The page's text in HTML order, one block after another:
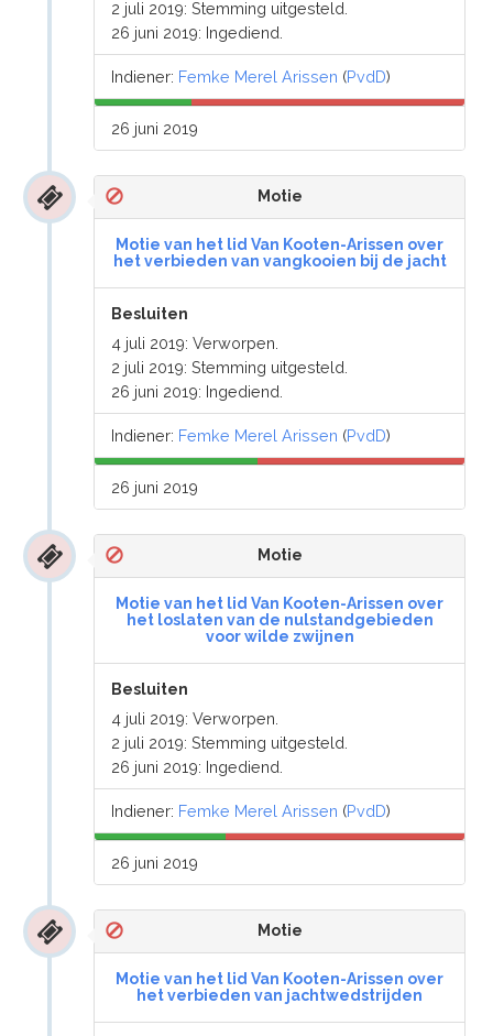
2 juli 2019: Stemming uitgesteld.
26 juni 2019: Ingediend.
Indiener: Femke Merel Arissen (PvdD)
26 juni 2019
Motie
Motie van het lid Van Kooten-Arissen over
het verbieden van vangkooien bij de jacht
Besluiten
4 juli 2019: Verworpen.
2 juli 2019: Stemming uitgesteld.
26 juni 2019: Ingediend.
Indiener: Femke Merel Arissen (PvdD)
26 juni 2019
Motie
Motie van het lid Van Kooten-Arissen over
het loslaten van de nulstandgebieden
voor wilde zwijnen
Besluiten
4 juli 2019: Verworpen.
2 juli 2019: Stemming uitgesteld.
26 juni 2019: Ingediend.
Indiener: Femke Merel Arissen (PvdD)
26 juni 2019
Motie
Motie van het lid Van Kooten-Arissen over
het verbieden van jachtwedstrijden